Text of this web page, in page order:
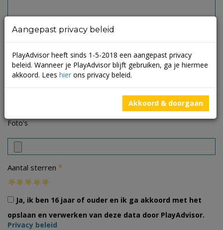
Foto's
Aantal sterren *
Ja, ik ben 16 jaar of ouder en ik ga akkoord met het
opslaan en verwerken van deze data door PlayAdvisor.
Privacy beleid
Aangepast privacy beleid
PlayAdvisor heeft sinds 1-5-2018 een aangepast privacy
beleid. Wanneer je PlayAdvisor blijft gebruiken, ga je hiermee
akkoord. Lees hier ons privacy beleid.
Akkoord & doorgaan